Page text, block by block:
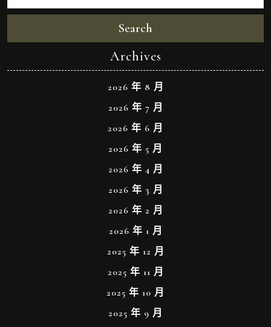
Search
Archives
2026 年 8 月
2026 年 7 月
2026 年 6 月
2026 年 5 月
2026 年 4 月
2026 年 3 月
2026 年 2 月
2026 年 1 月
2025 年 12 月
2025 年 11 月
2025 年 10 月
2025 年 9 月